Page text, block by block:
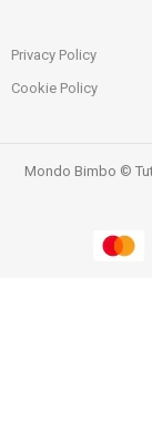
Privacy Policy
Cookie Policy
Mondo Bimbo ©